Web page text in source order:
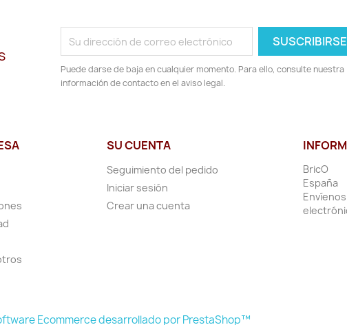
Puede darse de baja en cualquier momento. Para ello, consulte nuestra
información de contacto en el aviso legal.
SU CUENTA
Seguimiento del pedido
Iniciar sesión
Crear una cuenta
BricO
España
Ecommerce desarrollado por PrestaShop™